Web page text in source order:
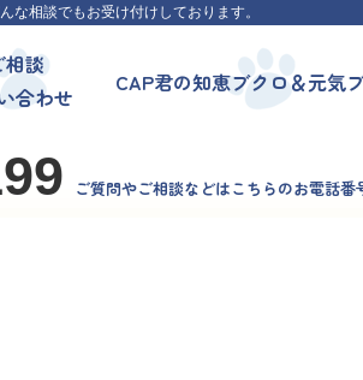
相談でもお受け付けしております。
相談
合わせ
CAP君の知恵ブクロ＆元気
ご質問やご相談などはこちらのお電話番